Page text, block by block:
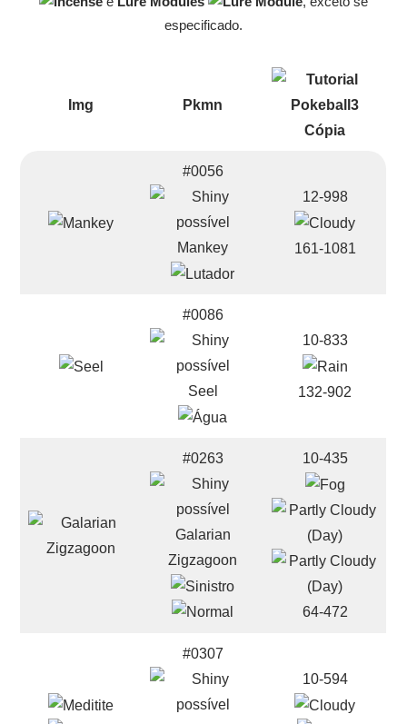
especificado.
Img Pkmn
#0056
Mankey
12-998
161-1081
#0086
Seel
10-833
132-902
#0263
Galarian
Zigzagoon
10-435
64-472
#0307
10-594